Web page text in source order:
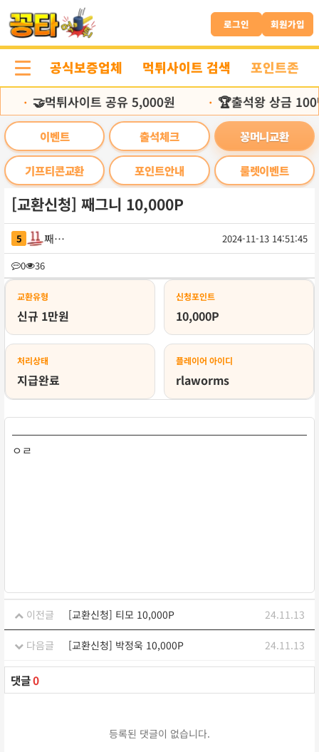
문
로
로그인 회원가입
공식보증업체 먹튀사이트 검색 포인트존
🤝먹튀사이트 공유 5,000원 🏆출석왕 상금 100
이벤트 출석체크 꽁머니교환
기프티콘교환 포인트안내 룰렛이벤트
[교환신청] 째그니 10,000P
5 째그니
2024-11-13 14:51:45
0
36
록
교환유형
신규 1만원
신청포인트
10,000P
처리상태
지급완료
플레이어 아이디
rlaworms
ㅇㄹ
이전글 [교환신청] 티모 10,000P 24.11.13
다음글 [교환신청] 박정욱 10,000P 24.11.13
댓글0
등록된 댓글이 없습니다.